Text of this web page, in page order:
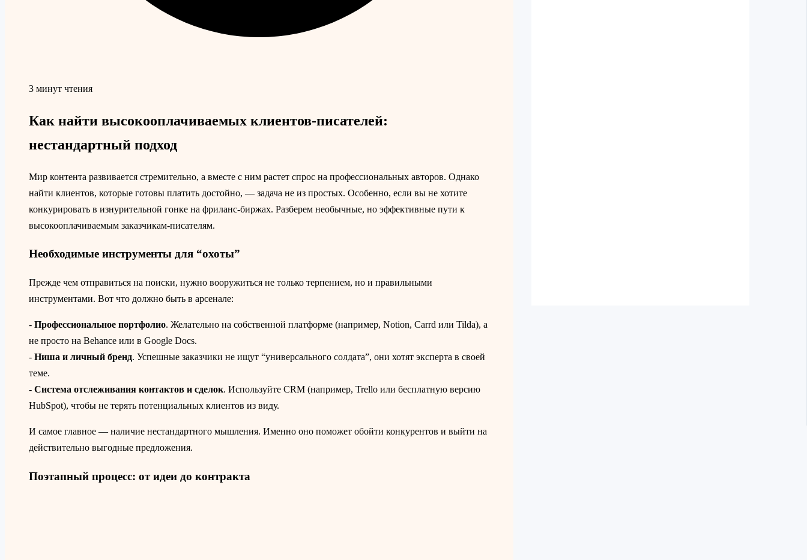
3 минут чтения
Как найти высокооплачиваемых клиентов-писателей:
нестандартный подход
Мир контента развивается стремительно, а вместе с ним растет спрос на профессиональных авторов. Однако
найти клиентов, которые готовы платить достойно, — задача не из простых. Особенно, если вы не хотите
конкурировать в изнурительной гонке на фриланс-биржах. Разберем необычные, но эффективные пути к
высокооплачиваемым заказчикам-писателям.
Необходимые инструменты для “охоты”
Прежде чем отправиться на поиски, нужно вооружиться не только терпением, но и правильными
инструментами. Вот что должно быть в арсенале:
- Профессиональное портфолио. Желательно на собственной платформе (например, Notion, Carrd или Tilda), а
не просто на Behance или в Google Docs.
- Ниша и личный бренд. Успешные заказчики не ищут “универсального солдата”, они хотят эксперта в своей
теме.
- Система отслеживания контактов и сделок. Используйте CRM (например, Trello или бесплатную версию
HubSpot), чтобы не терять потенциальных клиентов из виду.
И самое главное — наличие нестандартного мышления. Именно оно поможет обойти конкурентов и выйти на
действительно выгодные предложения.
Поэтапный процесс: от идеи до контракта